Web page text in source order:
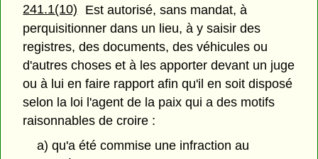
241.1(10)
Est autorisé, sans mandat, à
perquisitionner dans un lieu, à y saisir des
registres, des documents, des véhicules ou
d'autres choses et à les apporter devant un juge
ou à lui en faire rapport afin qu'il en soit disposé
selon la loi l'agent de la paix qui a des motifs
raisonnables de croire :
a) qu'a été commise une infraction au